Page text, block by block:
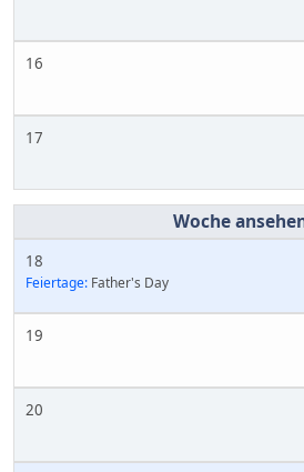
16
17
18
Feiertage: Father's Day
19
20